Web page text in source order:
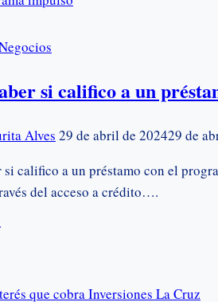
si califico a un
Alves 29 de abril de 202429 de
si califico a un préstamo con el
del acceso a crédito….